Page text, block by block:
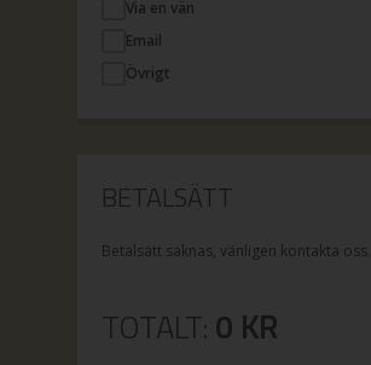
Via en vän
Email
Övrigt
BETALSÄTT
Betalsätt saknas, vänligen kontakta oss.
TOTALT: 0 KR